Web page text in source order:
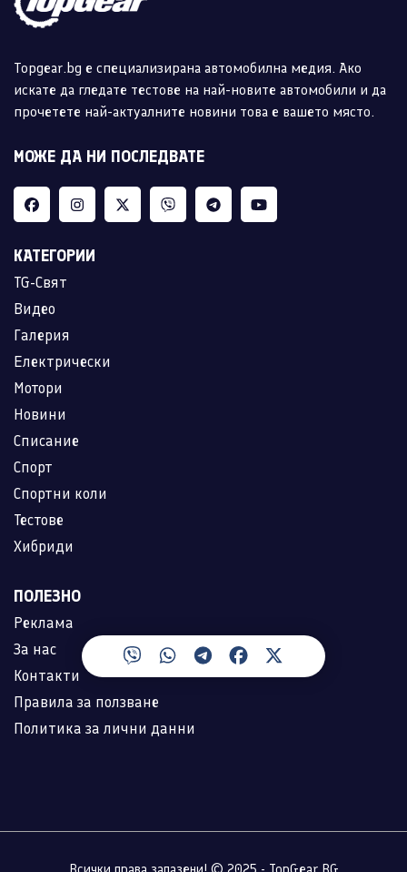
Topgear.bg е специализирана автомобилна медия. Ако
искате да гледате тестове на най-новите автомобили и да
прочетете най-актуалните новини това е вашето място.
МОЖЕ ДА НИ ПОСЛЕДВАТЕ
КАТЕГОРИИ
TG-Свят
Видео
Галерия
Електрически
Мотори
Новини
Списание
Спорт
Спортни коли
Тестове
Хибриди
ПОЛЕЗНО
Реклама
За нас
Контакти
Правила за ползване
Политика за лични данни